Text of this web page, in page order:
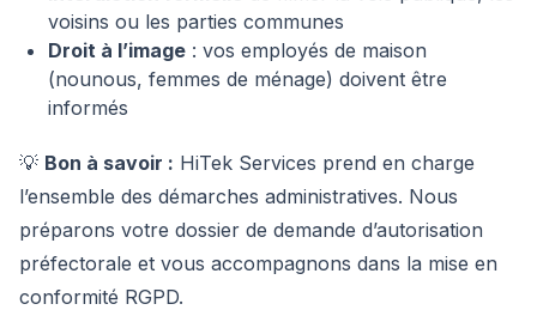
voisins ou les parties communes
Droit à l’image : vos employés de maison
(nounous, femmes de ménage) doivent être
informés
💡 Bon à savoir : HiTek Services prend en charge
l’ensemble des démarches administratives. Nous
préparons votre dossier de demande d’autorisation
préfectorale et vous accompagnons dans la mise en
conformité RGPD.